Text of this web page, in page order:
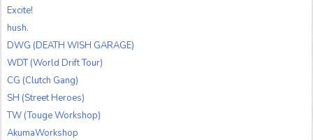
Excite!
hush.
DWG (DEATH WISH GARAGE)
WDT (World Drift Tour)
CG (Clutch Gang)
SH (Street Heroes)
TW (Touge Workshop)
AkumaWorkshop